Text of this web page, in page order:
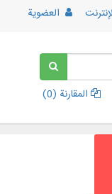
العضوية
المقارنة (0
)